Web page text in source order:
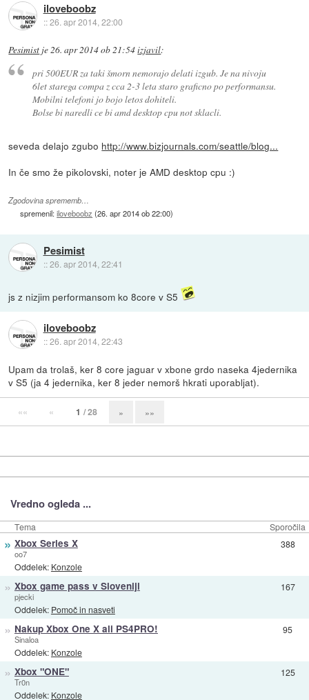
iloveboobz
::26. apr 2014, 22:00
Pesimist je26. apr 2014 ob 21:54izjavil:
pri 500EUR za taki šmorn nemorajo delati izgub. Je na nivoju
6let starega compa z cca 2-3 leta staro graficno po performansu.
Mobilni telefoni jo bojo letos dohiteli.
Bolse bi naredli ce bi amd desktop cpu not sklacli.
seveda delajo zgubo http://www.bizjournals.com/seattle/blog...
In če smo že pikolovski, noter je AMD desktop cpu :)
Zgodovina sprememb…
spremenil:iloveboobz (26. apr 2014 ob 22:00)
Pesimist
::26. apr 2014, 22:41
js z nizjim performansom ko 8core v S5
iloveboobz
::26. apr 2014, 22:43
Upam da trolaš, ker 8 core jaguar v xbone grdo naseka 4jedernika
v S5 (ja 4 jedernika, ker 8 jeder nemorš hkrati uporabljat).
«« « 1 / 28 » »»
Vredno ogleda ...
Tema Sporočila
» Xbox Series X
oo7
Oddelek: Konzole
388
» Xbox game pass v Sloveniji
pjecki
Oddelek: Pomoč in nasveti
167
» Nakup Xbox One X ali PS4PRO!
Sinaloa
Oddelek: Konzole
95
» Xbox "ONE"
Tr0n
Oddelek: Konzole
125